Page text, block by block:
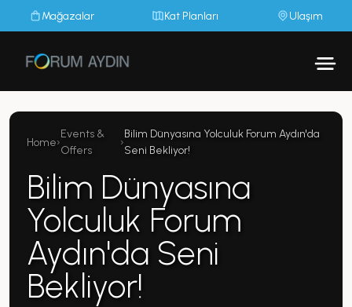
Mağazalar Kat Planları Ulaşım
Home›
Events &
Offers
›
Bilim Dünyasına Yolculuk Forum Aydın'da
Seni Bekliyor!
Bilim Dünyasına
Yolculuk Forum
Aydın'da Seni
Bekliyor!